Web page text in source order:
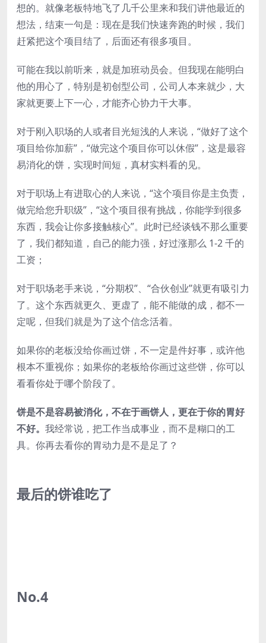
想的。就像老板特地飞了几千公里来和我们讲他最近的
想法，结束一句是：现在是我们快速奔跑的时候，我们
赶紧把这个项目结了，后面还有很多项目。
可能在我以前听来，就是加班动员会。但我现在能明白
他的用心了，特别是初创型公司，公司人本来就少，大
家就更要上下一心，才能齐心协力干大事。
对于刚入职场的人或者目光短浅的人来说，“做好了这个
项目给你加薪”，“做完这个项目你可以休假”，这是最容
易消化的饼，实现时间短，真材实料看的见。
对于职场上有进取心的人来说，“这个项目你是主负责，
做完给您升职级”，“这个项目很有挑战，你能学到很多
东西，我会让你多接触核心”。此时已经谈钱不那么重要
了，我们都知道，自己的能力强，好过涨那么 1-2 千的
工资；
对于职场老手来说，“分期权”、“合伙创业”就更有吸引力
了。这个东西就更久、更虚了，能不能做的成，都不一
定呢，但我们就是为了这个信念活着。
如果你的老板没给你画过饼，不一定是件好事，或许他
根本不重视你；如果你的老板给你画过这些饼，你可以
看看你处于哪个阶段了。
饼是不是容易被消化，不在于画饼人，更在于你的胃好
不好。 我经常说，把工作当成事业，而不是糊口的工
具。你再去看你的胃动力是不是足了？
最后的饼谁吃了
No.4